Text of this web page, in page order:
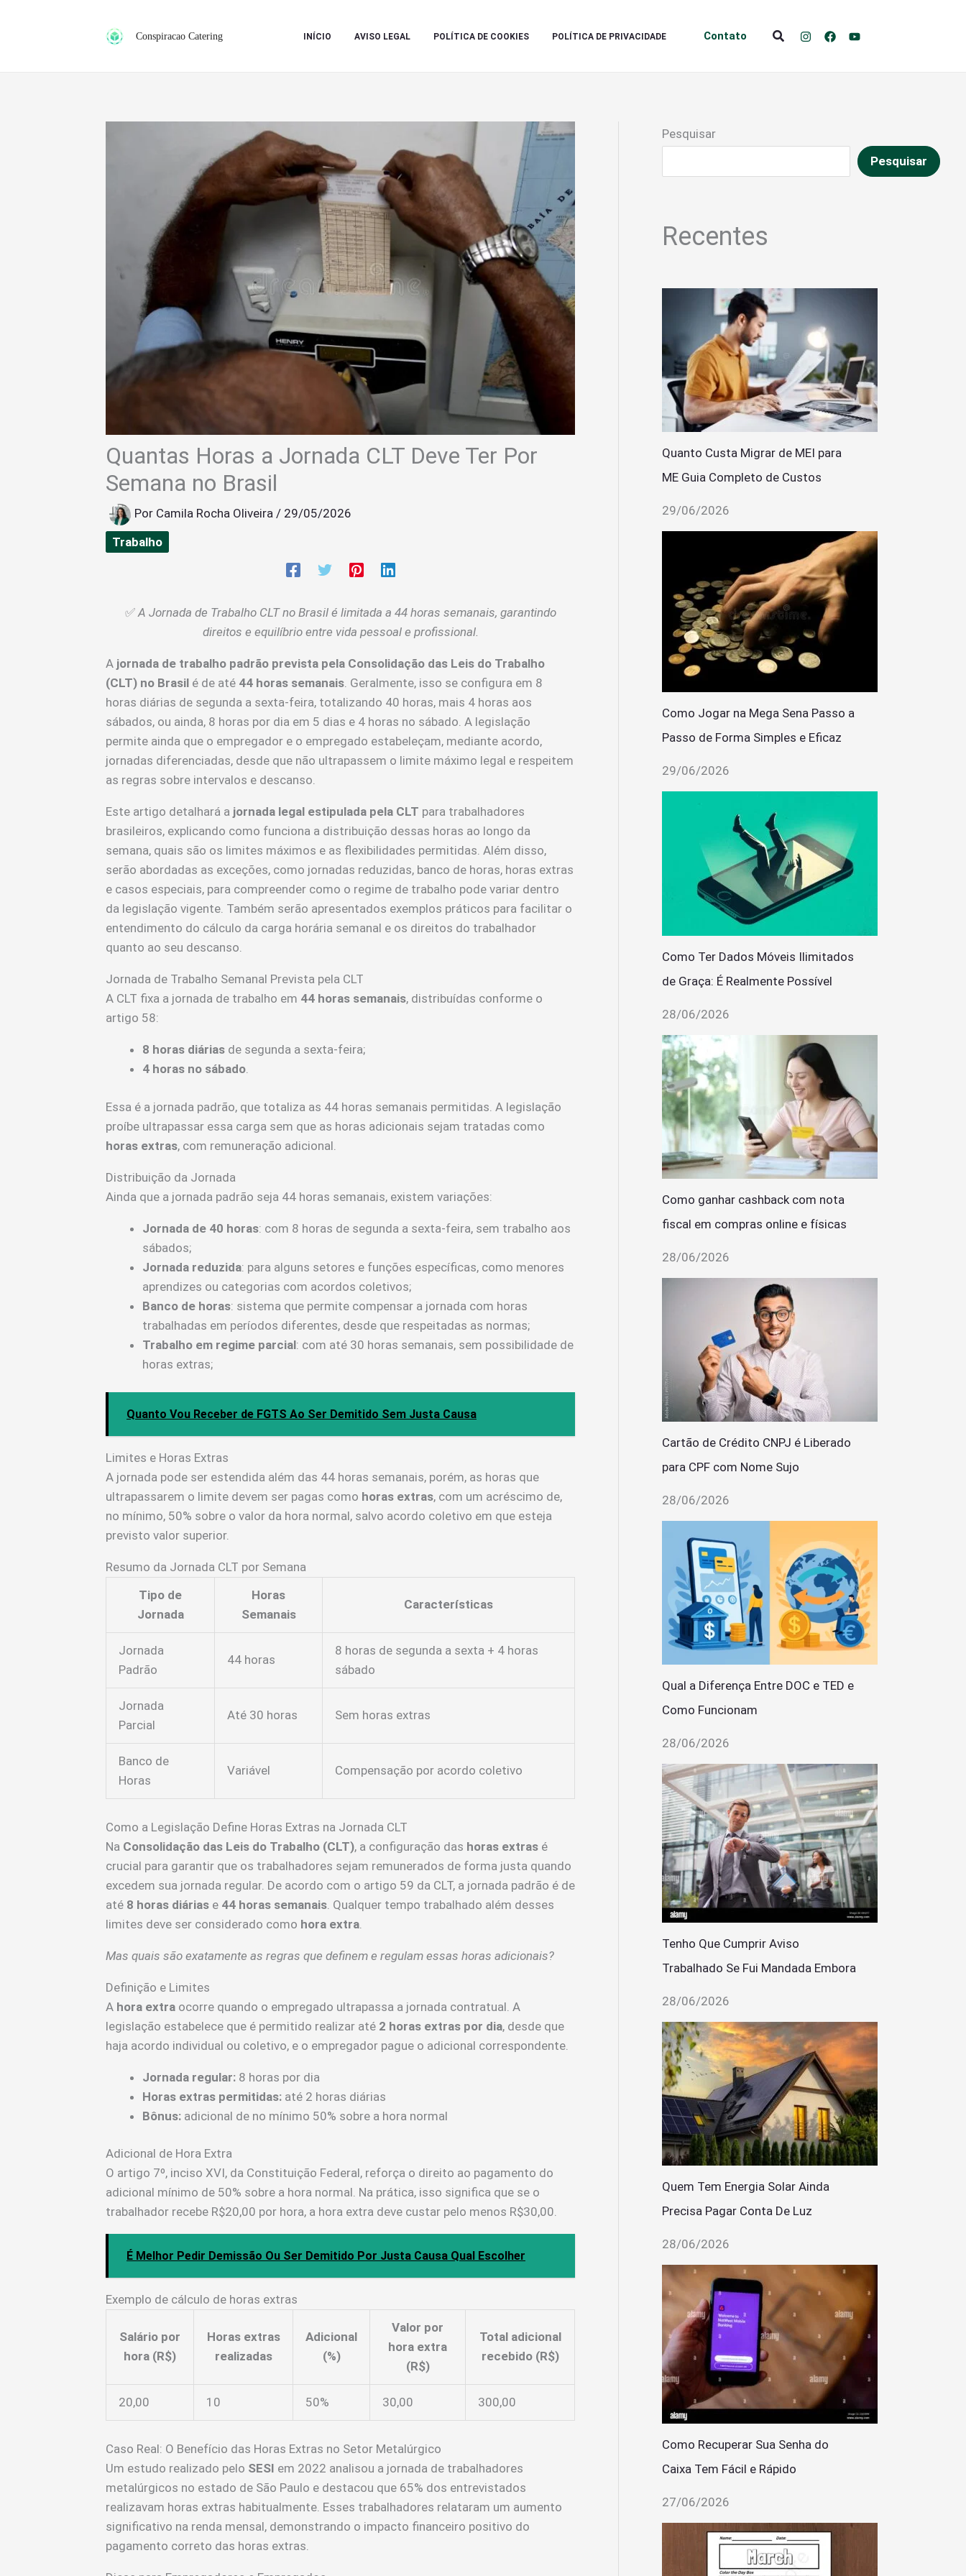
Conspiracao Catering INÍCIO AVISO LEGAL POLÍTICA DE COOKIES POLÍTICA DE PRIVACIDADE Contato Pesquisar
Quantas Horas a Jornada CLT Deve Ter Por
Semana no Brasil
Por Camila Rocha Oliveira / 29/05/2026
Trabalho
✅A Jornada de Trabalho CLT no Brasil é limitada a 44 horas semanais, garantindo
direitos e equilíbrio entre vida pessoal e profissional.
A jornada de trabalho padrão prevista pela Consolidação das Leis do Trabalho
(CLT) no Brasil é de até 44 horas semanais. Geralmente, isso se configura em 8
horas diárias de segunda a sexta-feira, totalizando 40 horas, mais 4 horas aos
sábados, ou ainda, 8 horas por dia em 5 dias e 4 horas no sábado. A legislação
permite ainda que o empregador e o empregado estabeleçam, mediante acordo,
jornadas diferenciadas, desde que não ultrapassem o limite máximo legal e respeitem
as regras sobre intervalos e descanso.
Este artigo detalhará a jornada legal estipulada pela CLT para trabalhadores
brasileiros, explicando como funciona a distribuição dessas horas ao longo da
semana, quais são os limites máximos e as flexibilidades permitidas. Além disso,
serão abordadas as exceções, como jornadas reduzidas, banco de horas, horas extras
e casos especiais, para compreender como o regime de trabalho pode variar dentro
da legislação vigente. Também serão apresentados exemplos práticos para facilitar o
entendimento do cálculo da carga horária semanal e os direitos do trabalhador
quanto ao seu descanso.
Jornada de Trabalho Semanal Prevista pela CLT
A CLT fixa a jornada de trabalho em 44 horas semanais, distribuídas conforme o
artigo 58:
8 horas diárias de segunda a sexta-feira;
4 horas no sábado.
Essa é a jornada padrão, que totaliza as 44 horas semanais permitidas. A legislação
proíbe ultrapassar essa carga sem que as horas adicionais sejam tratadas como
horas extras, com remuneração adicional.
Distribuição da Jornada
Ainda que a jornada padrão seja 44 horas semanais, existem variações:
Jornada de 40 horas: com 8 horas de segunda a sexta-feira, sem trabalho aos
sábados;
Jornada reduzida: para alguns setores e funções específicas, como menores
aprendizes ou categorias com acordos coletivos;
Banco de horas: sistema que permite compensar a jornada com horas
trabalhadas em períodos diferentes, desde que respeitadas as normas;
Trabalho em regime parcial: com até 30 horas semanais, sem possibilidade de
horas extras;
Quanto Vou Receber de FGTS Ao Ser Demitido Sem Justa Causa
Limites e Horas Extras
A jornada pode ser estendida além das 44 horas semanais, porém, as horas que
ultrapassarem o limite devem ser pagas como horas extras, com um acréscimo de,
no mínimo, 50% sobre o valor da hora normal, salvo acordo coletivo em que esteja
previsto valor superior.
Resumo da Jornada CLT por Semana
Tipo de
Jornada
Horas
Semanais
Características
Jornada
Padrão
44 horas
8 horas de segunda a sexta + 4 horas
sábado
Jornada
Parcial
Até 30 horas Sem horas extras
Banco de
Horas
Variável Compensação por acordo coletivo
Como a Legislação Define Horas Extras na Jornada CLT
Na Consolidação das Leis do Trabalho (CLT), a configuração das horas extras é
crucial para garantir que os trabalhadores sejam remunerados de forma justa quando
excedem sua jornada regular. De acordo com o artigo 59 da CLT, a jornada padrão é de
até 8 horas diárias e 44 horas semanais . Qualquer tempo trabalhado além desses
limites deve ser considerado como hora extra
Mas quais são exatamente as regras que definem e regulam essas horas adicionais?
Definição e Limites
A hora extra ocorre quando o empregado ultrapassa a jornada contratual. A
legislação estabelece que é permitido realizar até 2 horas extras por dia, desde que
haja acordo individual ou coletivo, e o empregador pague o adicional correspondente.
Jornada regular: 8 horas por dia
Horas extras permitidas: até 2 horas diárias
Bônus: adicional de no mínimo 50% sobre a hora normal
Adicional de Hora Extra
O artigo 7º, inciso XVI, da Constituição Federal, reforça o direito ao pagamento do
adicional mínimo de 50% sobre a hora normal. Na prática, isso significa que se o
trabalhador recebe R$20,00 por hora, a hora extra deve custar pelo menos R$30,00.
É Melhor Pedir Demissão Ou Ser Demitido Por Justa Causa Qual Escolher
Exemplo de cálculo de horas extras
Salário por
hora (R$)
Horas extras
realizadas
Adicional
(%)
Valor por
hora extra
(R$)
Total adicional
recebido (R$)
20,00 10 50% 30,00 300,00
Caso Real: O Benefício das Horas Extras no Setor Metalúrgico
Um estudo realizado pelo SESI em 2022 analisou a jornada de trabalhadores
metalúrgicos no estado de São Paulo e destacou que 65% dos entrevistados
realizavam horas extras habitualmente. Esses trabalhadores relataram um aumento
significativo na renda mensal, demonstrando o impacto financeiro positivo do
pagamento correto das horas extras.
Pesquisar
Pesquisar
Recentes
Quanto Custa Migrar de MEI para
ME Guia Completo de Custos
29/06/2026
Como Jogar na Mega Sena Passo a
Passo de Forma Simples e Eficaz
29/06/2026
Como Ter Dados Móveis Ilimitados
de Graça: É Realmente Possível
28/06/2026
Como ganhar cashback com nota
fiscal em compras online e físicas
28/06/2026
Cartão de Crédito CNPJ é Liberado
para CPF com Nome Sujo
28/06/2026
Qual a Diferença Entre DOC e TED e
Como Funcionam
28/06/2026
Tenho Que Cumprir Aviso
Trabalhado Se Fui Mandada Embora
28/06/2026
Quem Tem Energia Solar Ainda
Precisa Pagar Conta De Luz
28/06/2026
Como Recuperar Sua Senha do
Caixa Tem Fácil e Rápido
27/06/2026